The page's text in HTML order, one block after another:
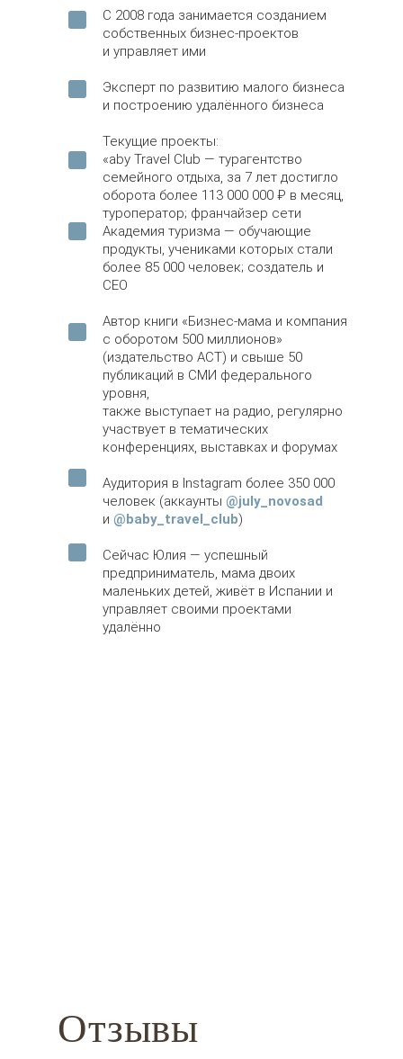
С 2008 года занимается созданием
собственных бизнес-проектов
и управляет ими
Эксперт по развитию малого бизнеса
и построению удалённого бизнеса
Текущие проекты:
«aby Travel Club — турагентство
семейного отдыха, за 7 лет достигло
оборота более 113 000 000 ₽ в месяц,
туроператор; франчайзер сети
Академия туризма — обучающие
продукты, учениками которых стали
более 85 000 человек; создатель и
CEO
Автор книги «Бизнес-мама и компания
с оборотом 500 миллионов»
(издательство АСТ) и свыше 50
публикаций в СМИ федерального
уровня,
также выступает на радио, регулярно
участвует в тематических
конференциях, выставках и форумах
Аудитория в Instagram более 350 000
человек (аккаунты @july_novosad
и @baby_travel_club)
Сейчас Юлия — успешный
предприниматель, мама двоих
маленьких детей, живёт в Испании и
управляет своими проектами
удалённо
Отзывы